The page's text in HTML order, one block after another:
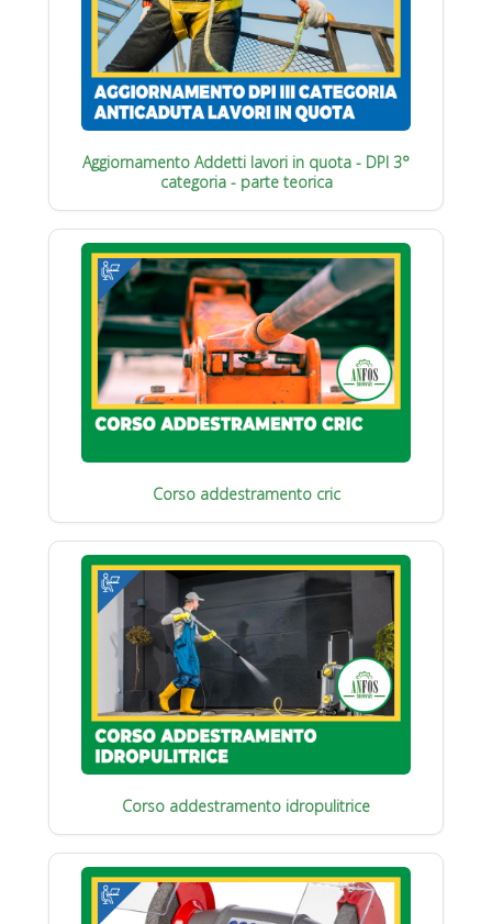
Aggiornamento Addetti lavori in quota - DPI 3°
categoria - parte teorica
Corso addestramento cric
Corso addestramento idropulitrice